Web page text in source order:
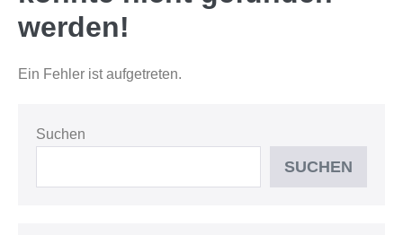
werden!
Ein Fehler ist aufgetreten.
Suchen
SUCHEN